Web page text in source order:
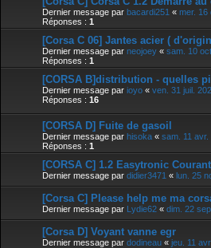
Dernier message par bacardi251 « mer. 16
Réponses : 1
[Corsa C 06] Jantes acier (
Dernier message par neojoey « sam. 10
Réponses : 1
[CORSA B]distribution - quelles
Dernier message par ioyo « ven. 31 juil.
Réponses : 16
[CORSA D] Fuite de gasoil
Dernier message par hisoka « sam. 11
Réponses : 1
[CORSA C] 1.2 Easytronic
Dernier message par didier3471 « lun. 25
[Corsa C] Please help me ma
Dernier message par Lydie62 « dim. 22
[Corsa D] Voyant vanne egr
Dernier message par dodineau « jeu. 11